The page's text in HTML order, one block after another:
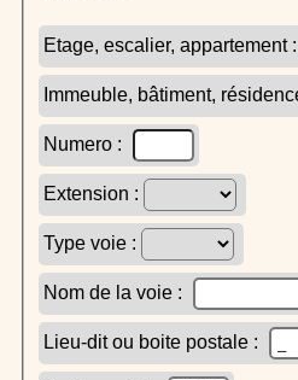
Etage, escalier, appartement :
Immeuble, bâtiment,
Numero :
Extension :
Type voie :
Nom de la voie :
Lieu-dit ou boite postale :